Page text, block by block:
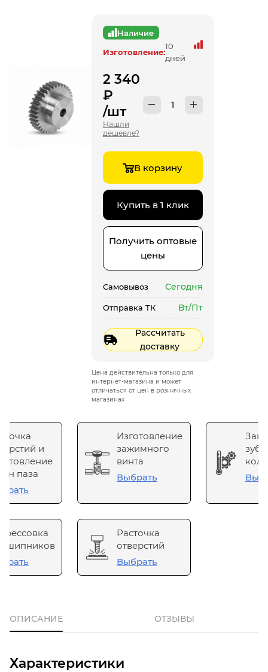
Наличие
Изготовление:
10
дней
2 340
₽
/шт
Нашли
дешевле?
В корзину
Купить в 1 клик
Получить оптовые
цены
Самовывоз Сегодня
Отправка ТК Вт/Пт
Рассчитать
доставку
Цена действительна только для
интернет-магазина и может
отличаться от цен в розничных
магазинах
и
паза
Изготовление
зажимного
винта
Выбрать
Расточка
отверстий
Выбрать
ОПИСАНИЕ ОТЗЫВЫ
Характеристики